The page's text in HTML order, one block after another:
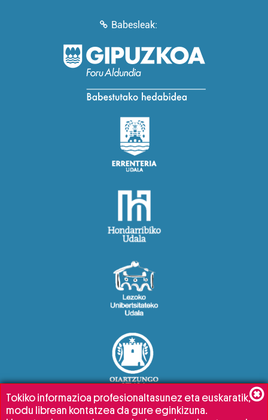
Babesleak:
Tokiko informazioa profesionaltasunez eta euskaratik,
modu librean kontatzea da gure eginkizuna.